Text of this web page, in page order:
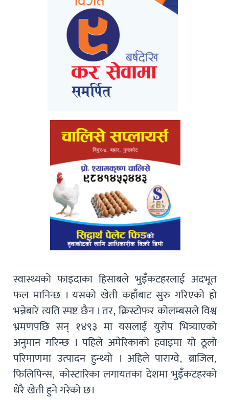
स्वास्थ्यको फाइदाका हिसाबले भुइँकटहरलाई अदभूत
फल मानिन्छ । यसको खेती कहाँबाट सुरु गरिएको हो
भन्नेबारे त्यति स्पष्ट छैन । तर, क्रिस्टोफर कोलम्बसले विश्व
भ्रमणपछि सन् १४९३ मा यसलाई युरोप भित्र्याएको
अनुमान गरिन्छ । पहिले अमेरिकाको हवाइमा यो ठूलो
परिमाणमा उत्पादन हुन्थ्यो । अहिले पाराग्वे, ब्राजिल,
फिलिपिन्स, कोस्टारिका लगायतका देशमा भुइँकटहरको
धेरै खेती हुने गरेको छ।